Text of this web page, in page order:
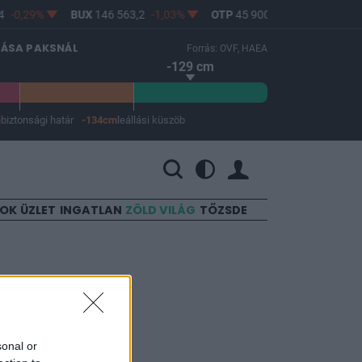
or
-0,29% BUX146 563,2 -1,03% OTP45 900
PAKSNÁL Forrás: OVF, HAEA
-129 cm
biztonsági határ -134cm leállási küszöb
ÜZLET INGATLAN ZÖLD VILÁG TŐZSDE